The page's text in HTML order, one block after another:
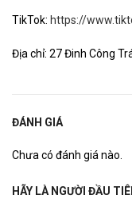
TikTok: https://
Địa chỉ: 27 Đinh Công
ĐÁNH GIÁ
Chưa có đánh giá nào.
HÃY LÀ NGƯỜI ĐẦU